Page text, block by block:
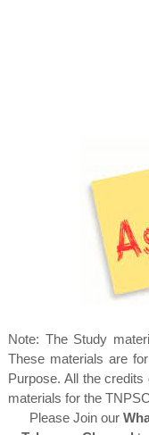
Note: The Study
These materials are
Purpose. All the
materials for the
Please Join our